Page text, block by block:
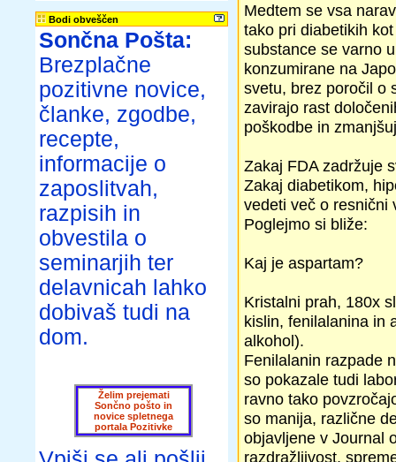
Bodi obveščen
Sončna Pošta:
Brezplačne
pozitivne novice,
članke, zgodbe,
recepte,
informacije o
zaposlitvah,
razpisih in
obvestila o
seminarjih ter
delavnicah lahko
dobivaš tudi na
dom.
Želim prejemati
Sončno pošto in
novice spletnega
portala Pozitivke
Medtem se vsa
tako pri diabetikih
substance se varno
konzumirane na
svetu, brez poročil o
zavirajo rast
poškodbe in
Zakaj FDA zadržuje
Zakaj diabetikom,
vedeti več o resnični
Poglejmo si bliže:
Kaj je aspartam?
Kristalni prah, 180x
kislin, fenilalanina in
alkohol).
Fenilalanin razpade
so pokazale tudi
ravno tako
so manija, različne
objavljene v Journal
razdražljivost,